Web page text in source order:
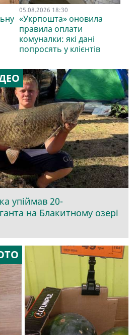
05.08.2026 18:30
«Укрпошта» оновила
правила оплати
комуналки: які дані
попросять у клієнтів
упіймав 20-
на Блакитному озері